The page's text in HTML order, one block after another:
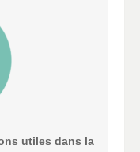
utiles dans la